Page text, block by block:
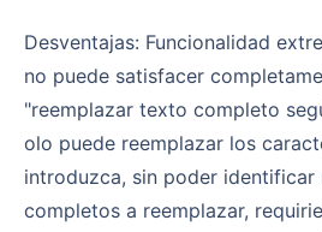
Desventajas: Funcionalidad extremadamente limitada,
no puede satisfacer
"reemplazar texto completo
olo puede reemplazar los
introduzca, sin poder identificar
completos a reemplazar,